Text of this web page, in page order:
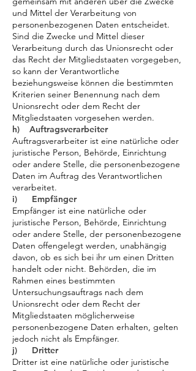
und Mittel der Verarbeitung von
personenbezogenen Daten entscheidet.
Sind die Zwecke und Mittel dieser
Verarbeitung durch das Unionsrecht oder
das Recht der Mitgliedstaaten vorgegeben,
so kann der Verantwortliche
beziehungsweise können die bestimmten
Kriterien seiner Benennung nach dem
Unionsrecht oder dem Recht der
Mitgliedstaaten vorgesehen werden.
h) Auftragsverarbeiter
Auftragsverarbeiter ist eine natürliche oder
juristische Person, Behörde, Einrichtung
oder andere Stelle, die personenbezogene
Daten im Auftrag des Verantwortlichen
verarbeitet.
i) Empfänger
Empfänger ist eine natürliche oder
juristische Person, Behörde, Einrichtung
oder andere Stelle, der personenbezogene
Daten offengelegt werden, unabhängig
davon, ob es sich bei ihr um einen Dritten
handelt oder nicht. Behörden, die im
Rahmen eines bestimmten
Untersuchungsauftrags nach dem
Unionsrecht oder dem Recht der
Mitgliedstaaten möglicherweise
personenbezogene Daten erhalten, gelten
jedoch nicht als Empfänger.
j) Dritter
Dritter ist eine natürliche oder juristische